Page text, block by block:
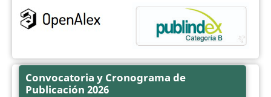
Convocatoria y Cronograma de
Publicación 2026